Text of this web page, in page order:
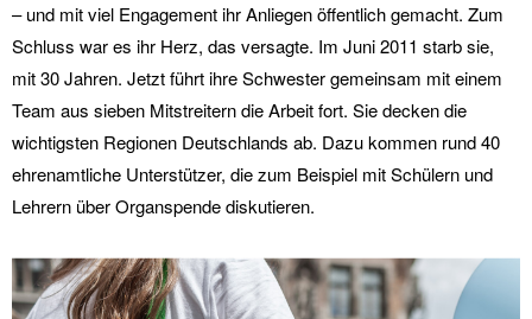
– und mit viel Engagement ihr Anliegen öffentlich gemacht. Zum
Schluss war es ihr Herz, das versagte. Im Juni 2011 starb sie,
mit 30 Jahren. Jetzt führt ihre Schwester gemeinsam mit einem
Team aus sieben Mitstreitern die Arbeit fort. Sie decken die
wichtigsten Regionen Deutschlands ab. Dazu kommen rund 40
ehrenamtliche Unterstützer, die zum Beispiel mit Schülern und
Lehrern über Organspende diskutieren.